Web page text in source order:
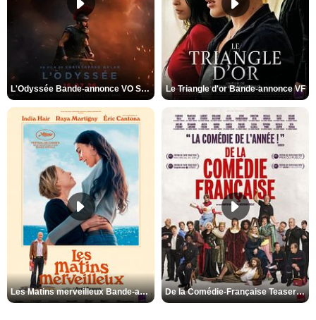
L'Odyssée Bande-annonce VO STFR Le Triangle d'or Bande-annonce VF
Les Matins merveilleux Bande-annonce VF De la Comédie-Française Teaser VF